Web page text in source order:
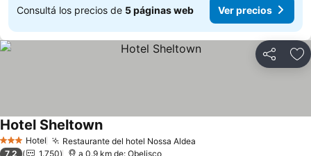
Consultá los precios de 5 páginas web Ver precios
Compartir
3 Estrellas
Hotel Restaurante del hotel Nossa Aldea
Hotel Sheltown
7,2 1.750 a 0.9 km de: Obelisco